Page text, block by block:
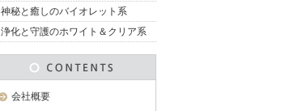
神秘と癒しのバイオレット系
浄化と守護のホワイト＆クリア系
会社概要